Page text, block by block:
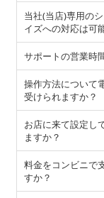
当社(当店)専用の
イズへの対応は可
サポートの営業時
操作方法について
受けられますか？
お店に来て設定し
ますか？
料金をコンビニで
すか？